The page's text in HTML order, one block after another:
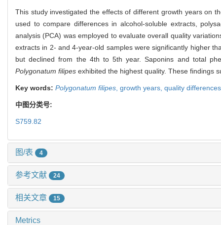
This study investigated the effects of different growth years on
used to compare differences in alcohol-soluble extracts,
analysis (PCA) was employed to evaluate overall quality
extracts in 2- and 4-year-old samples were significantly higher
but declined from the 4th to 5th year. Saponins and total
Polygonatum filipes exhibited the highest quality. These findings
Key words: Polygonatum filipes, growth years, quality
中图分类号:
S759.82
图/表 4
参考文献 24
相关文章 15
Metrics